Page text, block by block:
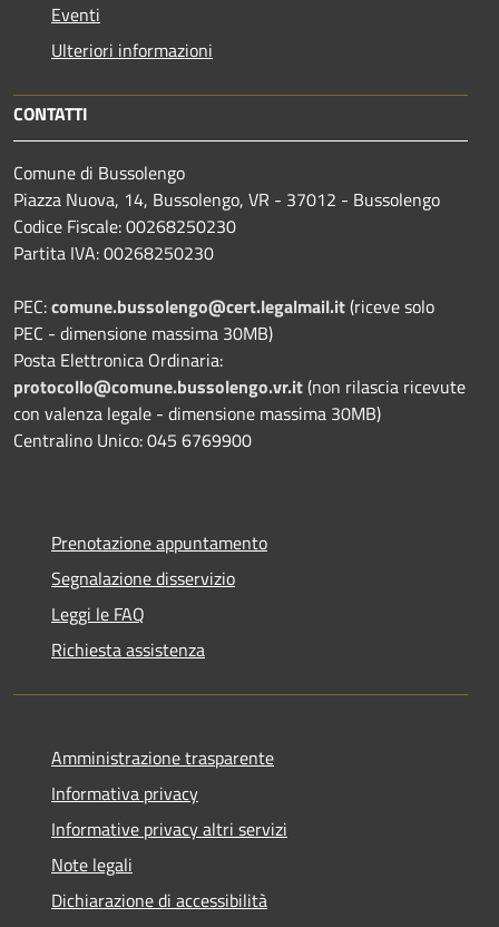
Eventi
Ulteriori informazioni
CONTATTI
Comune di Bussolengo
Piazza Nuova, 14, Bussolengo, VR - 37012 - Bussolengo
Codice Fiscale: 00268250230
Partita IVA: 00268250230
PEC:comune.bussolengo@cert.legalmail.it(riceve solo
PEC - dimensione massima 30MB)
Posta Elettronica Ordinaria:
protocollo@comune.bussolengo.vr.it(non rilascia ricevute
con valenza legale - dimensione massima 30MB)
Centralino Unico: 045 6769900
Prenotazione appuntamento
Segnalazione disservizio
Leggi le FAQ
Richiesta assistenza
Amministrazione trasparente
Informativa privacy
Informative privacy altri servizi
Note legali
Dichiarazione di accessibilità